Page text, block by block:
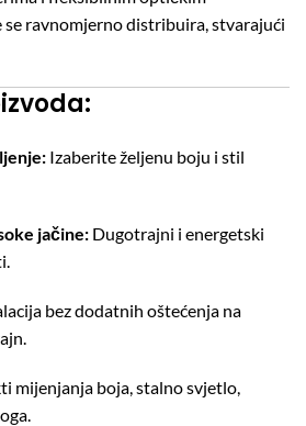
ravnomjerno distribuira, stvarajući
Izaberite željenu boju i stil
jačine: Dugotrajni i energetski
bez dodatnih oštećenja na
mijenjanja boja, stalno svjetlo,